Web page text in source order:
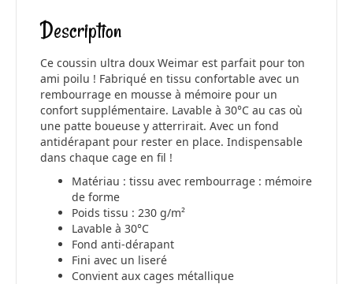
k
Description
Ce coussin ultra doux Weimar est parfait pour ton
ami poilu ! Fabriqué en tissu confortable avec un
rembourrage en mousse à mémoire pour un
confort supplémentaire. Lavable à 30°C au cas où
une patte boueuse y atterrirait. Avec un fond
antidérapant pour rester en place. Indispensable
dans chaque cage en fil !
Matériau : tissu avec rembourrage : mémoire
de forme
Poids tissu : 230 g/m²
Lavable à 30°C
Fond anti-dérapant
Fini avec un liseré
Convient aux cages métallique